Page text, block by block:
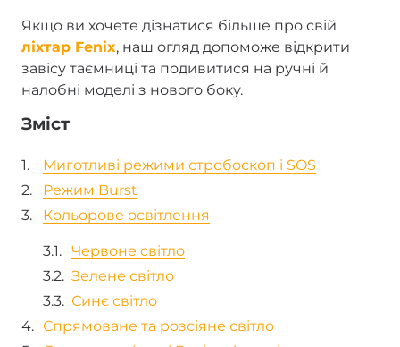
Якщо ви хочете дізнатися більше про свій
ліхтар Fenix, наш огляд допоможе відкрити
завісу таємниці та подивитися на ручні й
налобні моделі з нового боку.
Зміст
Миготливі режими стробоскоп і SOS
Режим Burst
Кольорове освітлення
Червоне світло
Зелене світло
Синє світло
Спрямоване та розсіяне світло